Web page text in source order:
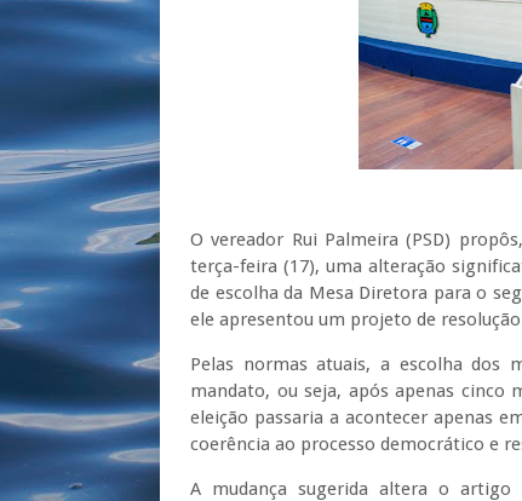
O vereador Rui Palmeira (PSD)
terça-feira (17), uma alteração
de escolha da Mesa Diretora para o
ele apresentou um projeto de
Pelas normas atuais, a escolha
mandato, ou seja, após apenas cinco
eleição passaria a acontecer apenas
coerência ao processo democrático e
A mudança sugerida altera o